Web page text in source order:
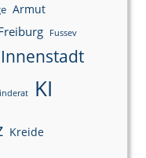
Armut
Fussev
Innenstadt
KI
Kreide